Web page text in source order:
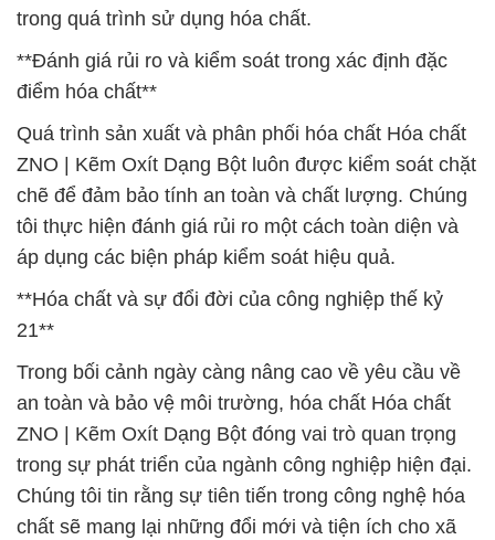
trong quá trình sử dụng hóa chất.
**Đánh giá rủi ro và kiểm soát trong xác định đặc
điểm hóa chất**
Quá trình sản xuất và phân phối hóa chất Hóa chất
ZNO | Kẽm Oxít Dạng Bột luôn được kiểm soát chặt
chẽ để đảm bảo tính an toàn và chất lượng. Chúng
tôi thực hiện đánh giá rủi ro một cách toàn diện và
áp dụng các biện pháp kiểm soát hiệu quả.
**Hóa chất và sự đổi đời của công nghiệp thế kỷ
21**
Trong bối cảnh ngày càng nâng cao về yêu cầu về
an toàn và bảo vệ môi trường, hóa chất Hóa chất
ZNO | Kẽm Oxít Dạng Bột đóng vai trò quan trọng
trong sự phát triển của ngành công nghiệp hiện đại.
Chúng tôi tin rằng sự tiên tiến trong công nghệ hóa
chất sẽ mang lại những đổi mới và tiện ích cho xã